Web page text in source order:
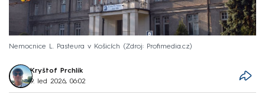
Nemocnice L. Pasteura v Košicích Zdroj: Profimedia.cz
Kryštof Prchlík
9. led 2026, 06:02